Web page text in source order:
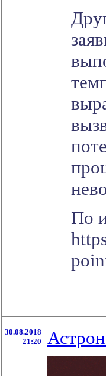
По
30.08.2018
21:20